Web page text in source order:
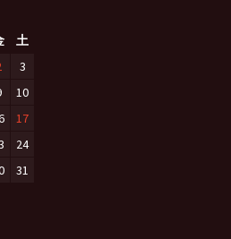
土
3
10
17
24
31